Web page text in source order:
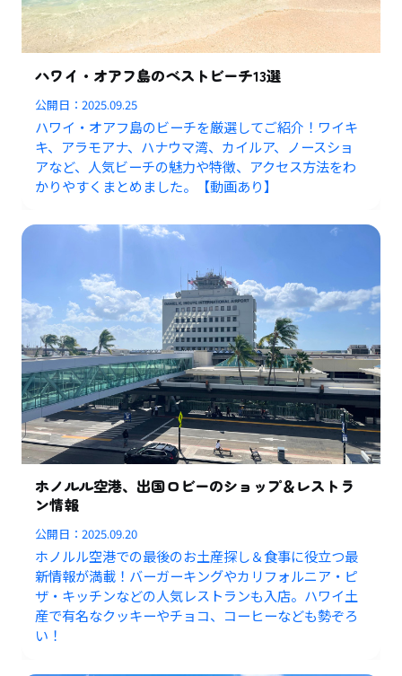
ハワイ・オアフ島のベストビーチ13選
公開日：2025.09.25
ハワイ・オアフ島のビーチを厳選してご紹介！ワイキ
キ、アラモアナ、ハナウマ湾、カイルア、ノースショ
アなど、人気ビーチの魅力や特徴、アクセス方法をわ
かりやすくまとめました。【動画あり】
ホノルル空港、出国ロビーのショップ＆レストラ
ン情報
公開日：2025.09.20
ホノルル空港での最後のお土産探し＆食事に役立つ最
新情報が満載！バーガーキングやカリフォルニア・ピ
ザ・キッチンなどの人気レストランも入店。ハワイ土
産で有名なクッキーやチョコ、コーヒーなども勢ぞろ
い！